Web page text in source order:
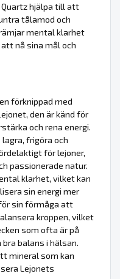
hjälpa till att
tålamod och
mental klarhet
nå sina mål och
förknippad med
den är känd för
och rena energi.
frigöra och
för lejoner,
passionerade natur.
klarhet, vilket kan
sin energi mer
sin förmåga att
kroppen, vilket
som ofta är på
balans i hälsan.
mineral som kan
Lejonets